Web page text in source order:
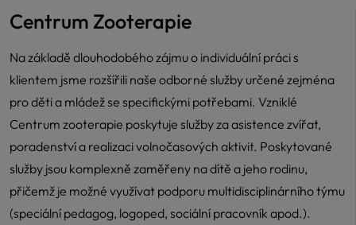
Centrum Zooterapie
Na základě dlouhodobého zájmu o individuální práci s
klientem jsme rozšířili naše odborné služby určené zejména
pro děti a mládež se specifickými potřebami. Vzniklé
Centrum zooterapie poskytuje služby za asistence zvířat,
poradenství a realizaci volnočasových aktivit. Poskytované
služby jsou komplexně zaměřeny na dítě a jeho rodinu,
přičemž je možné využívat podporu multidisciplinárního týmu
(speciální pedagog, logoped, sociální pracovník apod.).